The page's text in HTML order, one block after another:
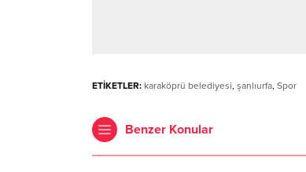
ETİKETLER: karaköprü belediyesi, şanlıurfa, Spor
Benzer Konular